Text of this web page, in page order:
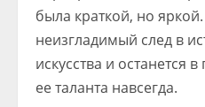
была краткой, но
неизгладимый след в
искусства и останется
ее таланта навсегда.